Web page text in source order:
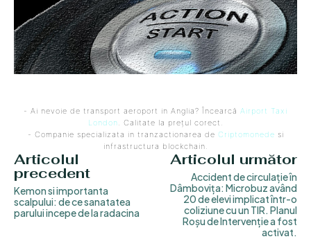
- Ai nevoie de transport aeroport in Anglia? Încearcă Airport Taxi
London. Calitate la prețul corect.
- Companie specializata in tranzactionarea de Criptomonede si
infrastructura blockchain.
Articolul
precedent
Kemon si importanta
scalpului: de ce sanatatea
parului incepe de la radacina
Articolul următor
Accident de circulație în
Dâmbovița: Microbuz având
20 de elevi implicat într-o
coliziune cu un TIR. Planul
Roșu de Intervenție a fost
activat.